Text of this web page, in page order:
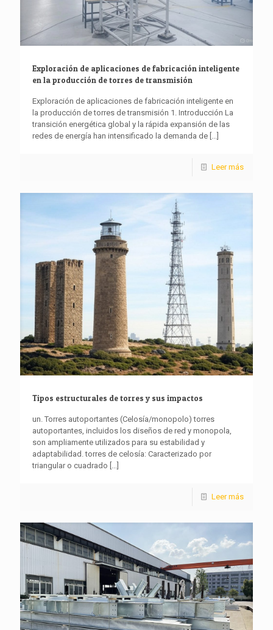
Exploración de aplicaciones de fabricación inteligente
en la producción de torres de transmisión
Exploración de aplicaciones de fabricación inteligente en
la producción de torres de transmisión 1. Introducción La
transición energética global y la rápida expansión de las
redes de energía han intensificado la demanda de [...]
Leer más
Tipos estructurales de torres y sus impactos
un. Torres autoportantes (Celosía/monopolo) torres
autoportantes, incluidos los diseños de red y monopola,
son ampliamente utilizados para su estabilidad y
adaptabilidad. torres de celosía: Caracterizado por
triangular o cuadrado [...]
Leer más